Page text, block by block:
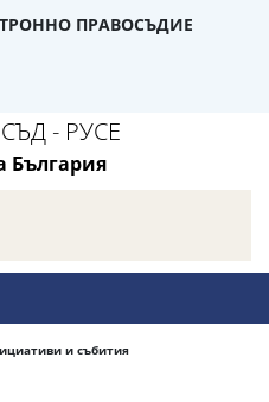
ПРАВОСЪДИЕ
- РУСЕ
България
и събития